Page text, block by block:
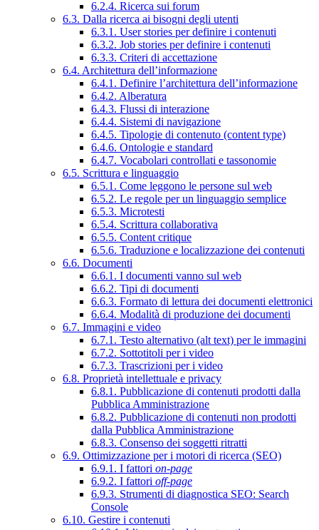
6.2.4. Ricerca sui forum
6.3. Dalla ricerca ai bisogni degli utenti
6.3.1. User stories per definire i contenuti
6.3.2. Job stories per definire i contenuti
6.3.3. Criteri di accettazione
6.4. Architettura dell’informazione
6.4.1. Definire l’architettura dell’informazione
6.4.2. Alberatura
6.4.3. Flussi di interazione
6.4.4. Sistemi di navigazione
6.4.5. Tipologie di contenuto (content type)
6.4.6. Ontologie e standard
6.4.7. Vocabolari controllati e tassonomie
6.5. Scrittura e linguaggio
6.5.1. Come leggono le persone sul web
6.5.2. Le regole per un linguaggio semplice
6.5.3. Microtesti
6.5.4. Scrittura collaborativa
6.5.5. Content critique
6.5.6. Traduzione e localizzazione dei contenuti
6.6. Documenti
6.6.1. I documenti vanno sul web
6.6.2. Tipi di documenti
6.6.3. Formato di lettura dei documenti elettronici
6.6.4. Modalità di produzione dei documenti
6.7. Immagini e video
6.7.1. Testo alternativo (alt text) per le immagini
6.7.2. Sottotitoli per i video
6.7.3. Trascrizioni per i video
6.8. Proprietà intellettuale e privacy
6.8.1. Pubblicazione di contenuti prodotti dalla
Pubblica Amministrazione
6.8.2. Pubblicazione di contenuti non prodotti
dalla Pubblica Amministrazione
6.8.3. Consenso dei soggetti ritratti
6.9. Ottimizzazione per i motori di ricerca (SEO)
6.9.1. I fattori on-page
6.9.2. I fattori off-page
6.9.3. Strumenti di diagnostica SEO: Search
Console
6.10. Gestire i contenuti